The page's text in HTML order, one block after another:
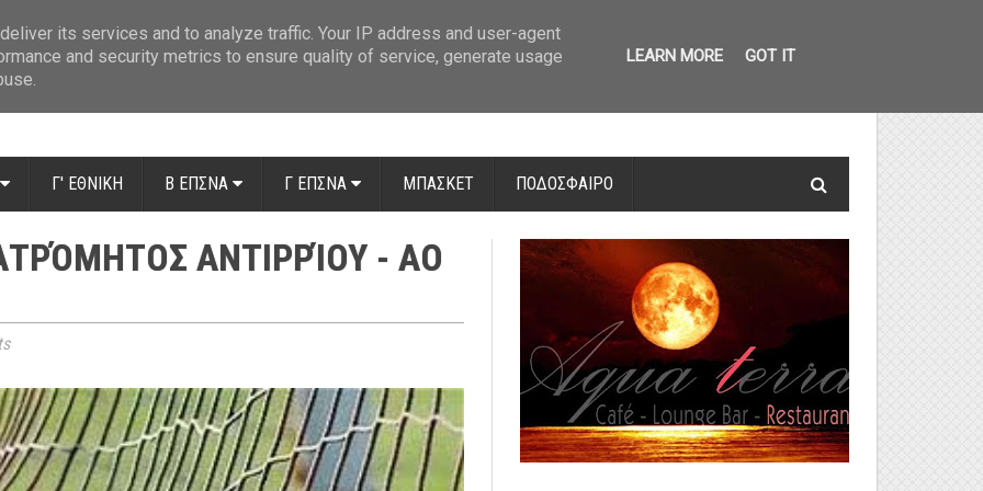
Γ' ΕΘΝΙΚΗ Β ΕΠΣΝΑ Γ ΕΠΣΝΑ ΜΠΑΣΚΕΤ ΠΟΔΟΣΦΑΙΡΟ
ΑΝΤΙΡΡΊΟΥ - ΑΟ
its services and to analyze traffic. Your IP address and user-agent
and security metrics to ensure quality of service, generate usage
LEARN MORE GOT IT